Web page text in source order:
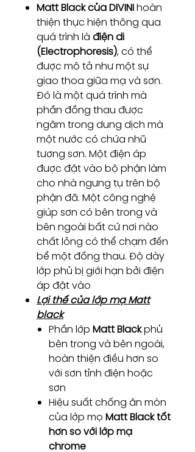
Matt Black của DIVINIhoàn
thiện thực hiện thông qua
quá trình là điện di
(Electrophoresis), có thể
được mô tả như một sự
giao thoa giữa mạ và sơn.
Đó là một quá trình mà
phần đồng thau được
ngâm trong dung dịch mà
một nước có chứa nhũ
tương sơn. Một điện áp
được đặt vào bộ phận làm
cho nhà ngưng tụ trên bộ
phận đã. Một công nghệ
giúp sơn có bên trong và
bên ngoài bất cứ nơi nào
chất lỏng có thể chạm đến
bể một đồng thau. Độ dày
lớp phủ bị giới hạn bởi điện
áp đặt vào
Lợi thế của lớp mạ Matt
black
Phần lớp Matt Blackphủ
bên trong và bên ngoài,
hoàn thiện điều hơn so
với sơn tỉnh điện hoặc
sơn
Hiệu suất chống ăn mòn
của lớp mọ Matt Black tốt
hơn so với lớp mạ
chrome